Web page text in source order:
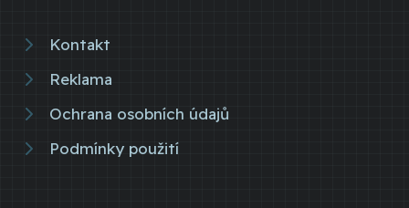
Kontakt
Reklama
Ochrana osobních údajů
Podmínky použití